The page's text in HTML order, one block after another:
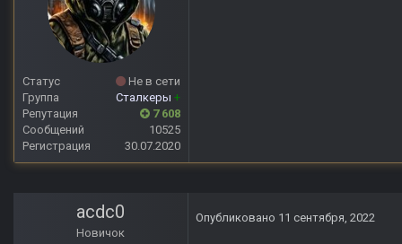
Статус
Не в сети
Группа
Сталкеры +
Репутация
7 608
Сообщений
10525
Регистрация
30.07.2020
acdc0
Новичок
Опубликовано 11 сентября, 2022